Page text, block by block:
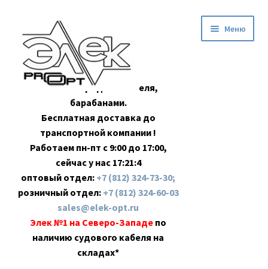
навигации
содержимому
Оптовая продажа кабеля,
барабанами.
Бесплатная доставка до
транспортной компании !
Работаем пн-пт с 9:00 до 17:00,
сейчас у нас 17:21:4
оптовый отдел: +7 (812) 324-73-30;
розничный отдел: +7 (812) 324-60-03
sales@elek-opt.ru
Элек №1 на Северо-Западе по
наличию судового кабеля на
складах*
Меню